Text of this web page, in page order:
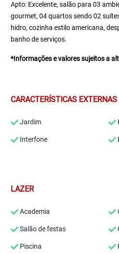
Apto: Excelente, salão para 03
gourmet, 04 quartos sendo 02
hidro, cozinha estilo americana,
banho de serviços.
*Informações e valores sujeitos a
CARACTERÍSTICAS EXTERNAS
Jardim
Interfone
LAZER
Academia
Salão de festas
Piscina